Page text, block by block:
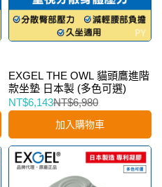
EXGEL THE OWL 貓頭鷹進階
款坐墊 日本製 (多色可選)
NT$6,143NT$6,980
加入購物車